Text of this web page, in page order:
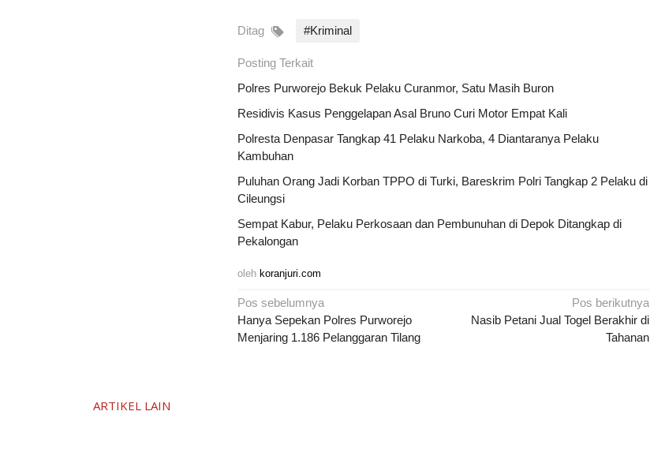
Ditag #Kriminal
Posting Terkait
Polres Purworejo Bekuk Pelaku Curanmor, Satu Masih Buron
Residivis Kasus Penggelapan Asal Bruno Curi Motor Empat Kali
Polresta Denpasar Tangkap 41 Pelaku Narkoba, 4 Diantaranya Pelaku
Kambuhan
Puluhan Orang Jadi Korban TPPO di Turki, Bareskrim Polri Tangkap 2 Pelaku di
Cileungsi
Sempat Kabur, Pelaku Perkosaan dan Pembunuhan di Depok Ditangkap di
Pekalongan
oleh koranjuri.com
Navigasi
pos
Pos sebelumnya
Hanya Sepekan Polres Purworejo
Menjaring 1.186 Pelanggaran Tilang
Pos berikutnya
Nasib Petani Jual Togel Berakhir di
Tahanan
ARTIKEL LAIN